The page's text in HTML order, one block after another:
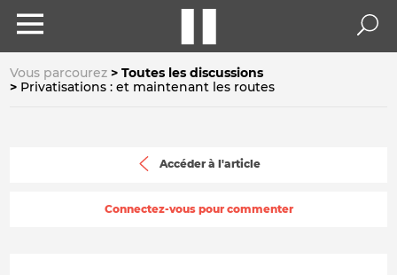
Vous parcourez
Toutes les discussions
Privatisations : et maintenant les routes
Accéder à l'article
Connectez-vous pour commenter